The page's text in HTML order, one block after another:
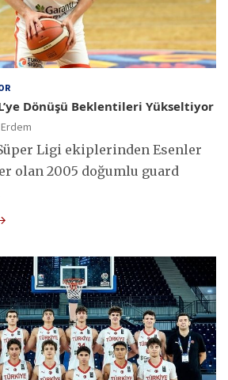
Dönüşü Beklentileri Yükseltiyor
Ligi ekiplerinden Esenler
olan 2005 doğumlu guard